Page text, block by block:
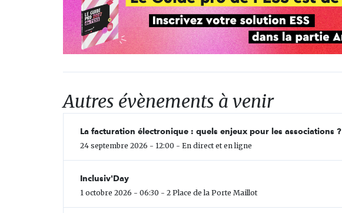
Autres évènements à venir
La facturation électronique : quels enjeux pour les associations ?
24 septembre 2026 - 12:00 - En direct et en ligne
Inclusiv'Day
1 octobre 2026 - 06:30 - 2 Place de la Porte Maillot